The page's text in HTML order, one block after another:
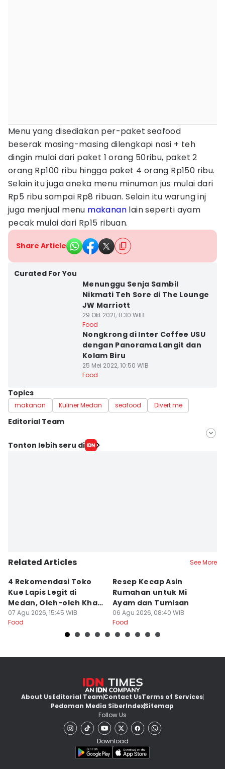
Menu yang disediakan per-paket seafood
beserak masing-masing dilengkapi nasi + teh
dingin mulai dari paket 1 orang 50ribu, paket 2
orang Rp100 ribu hingga paket 4 orang Rp150 ribu.
Selain itu juga aneka menu minuman jus mulai dari
Rp5 ribu sampai Rp8 ribuan. Selain itu warung inj
juga menjual menu makanan lain seperti ayam
pecak mulai dari Rp15 ribuan.
Share Article
Curated For You
Menunggu Senja Sambil
Nikmati Teh Sore di The Lounge
JW Marriott
29 Okt 2021, 11:30 WIB
Food
Nongkrong di Inter Coffee USU
dengan Panorama Langit dan
Kolam Biru
25 Mei 2022, 10:50 WIB
Food
Topics
makanan Kuliner Medan seafood Divert me
Editorial Team
Editor
Tonton lebih seru di
Related Articles See More
4 Rekomendasi Toko
Kue Lapis Legit di
Medan, Oleh-oleh Khas
Sumut
07 Agu 2026, 15:45 WIB
Food
Resep Kecap Asin
Rumahan untuk Mi
Ayam dan Tumisan
06 Agu 2026, 08:40 WIB
Food
About UsEditorial TeamContact UsTerms of Services
Pedoman Media SiberIndexSitemap
Follow Us
Download